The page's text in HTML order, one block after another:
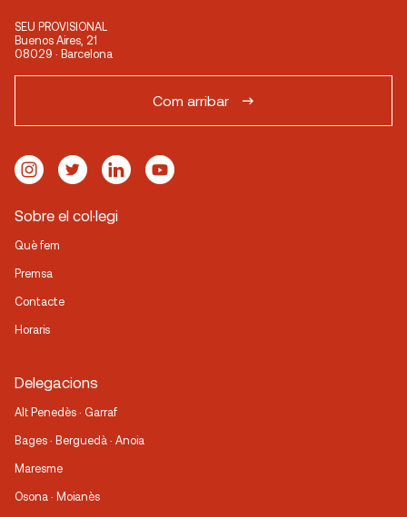
SEU PROVISIONAL
Buenos Aires, 21
08029 · Barcelona
Com arribar
Sobre el col·legi
Què fem
Premsa
Contacte
Horaris
Delegacions
Alt Penedès · Garraf
Bages · Berguedà · Anoia
Maresme
Osona · Moianès